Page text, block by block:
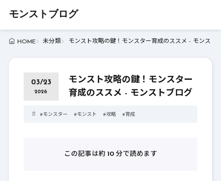
モンストブログ
HOME 未分類 モンスト攻略の鍵！モンスター育成のススメ - モンスト
03/23
2026
モンスト攻略の鍵！モンスター
育成のススメ - モンストブログ
#モンスター #モンスト #攻略 #育成
この記事は約 10分で読めます